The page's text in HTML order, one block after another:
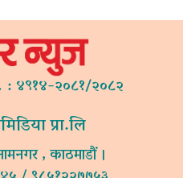
: ४९१४-२०८१/२०८२
प्रा.लि
, काठमाडौं ।